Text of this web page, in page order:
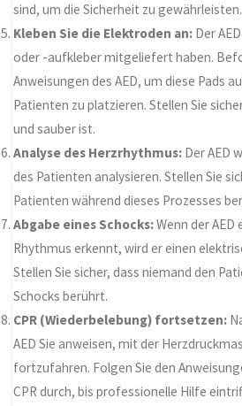
sind, um die Sicherheit zu gewährleisten.
Kleben Sie die Elektroden an: Der
oder -aufkleber mitgeliefert haben.
Anweisungen des AED, um diese Pads
Patienten zu platzieren. Stellen Sie
und sauber ist.
Analyse des Herzrhythmus: Der AED
des Patienten analysieren. Stellen Sie
Patienten während dieses Prozesses
Abgabe eines Schocks:Wenn der AED
Rhythmus erkennt, wird er einen
Stellen Sie sicher, dass niemand den
Schocks berührt.
CPR (Wiederbelebung) fortsetzen:
AED Sie anweisen, mit der
fortzufahren. Folgen Sie den
CPR durch, bis professionelle Hilfe